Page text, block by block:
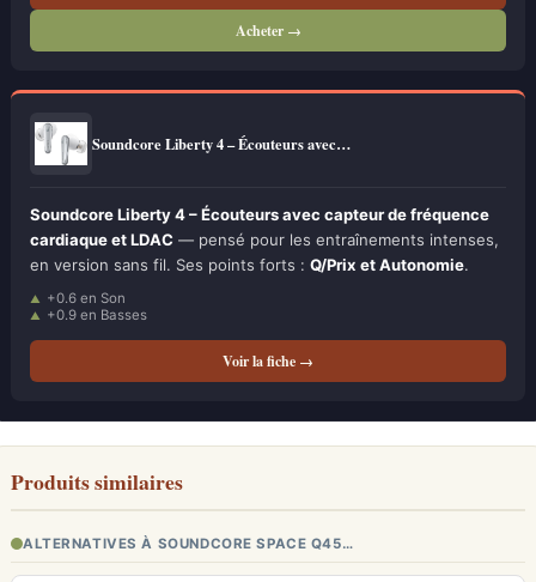
Acheter →
Soundcore Liberty 4 – Écouteurs avec…
Soundcore Liberty 4 – Écouteurs avec capteur de fréquence
cardiaque et LDAC — pensé pour les entraînements intenses,
en version sans fil. Ses points forts : Q/Prix et Autonomie.
+0.6 en Son
+0.9 en Basses
Voir la fiche →
Produits similaires
ALTERNATIVES À SOUNDCORE SPACE Q45…